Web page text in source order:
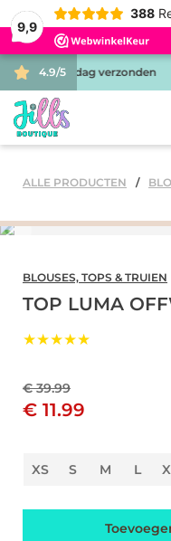
9,9
388
4.9/5
is dezelfde dag verzonden
ALLE PRODUCTEN
BLOUSES, TOPS & TRUIEN
TOP LUMA
★★★★★
€ 39.99
€ 11.99
XS S M L